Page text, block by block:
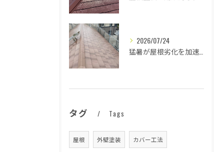
2026/07/24
タグ Tags
屋根 外壁塗装 カバー工法